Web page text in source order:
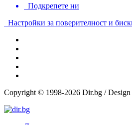
Подкрепете ни
Настройки за поверителност и
Copyright © 1998-2026 Dir.bg /